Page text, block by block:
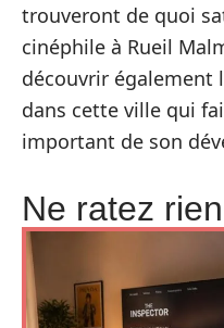
trouveront de quoi
cinéphile à Rueil
découvrir également
dans cette ville qui
important de son
Ne ratez